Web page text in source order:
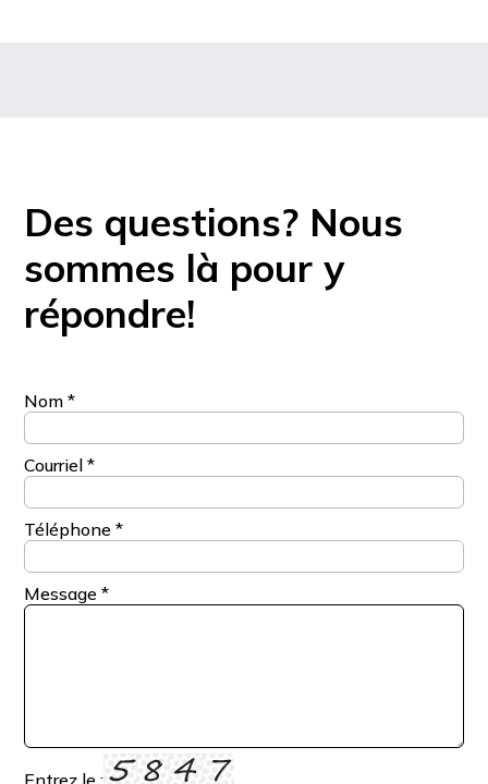
Des questions? Nous
sommes là pour y
répondre!
Nom*
Courriel*
Téléphone*
Message*
Entrez le :